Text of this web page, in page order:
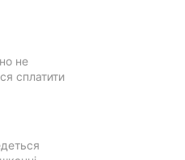
не
сплатити